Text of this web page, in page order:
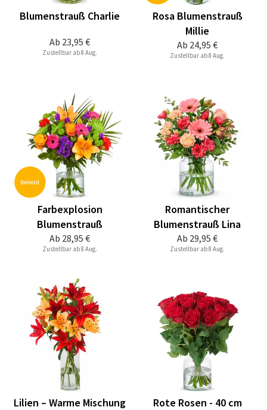
Ab 23,95 €
Blumenstrauß Charlie
Zustellbar ab 8 Aug.
Ab 24,95 €
Rosa Blumenstrauß
Millie
Zustellbar ab 8 Aug.
Ab 28,95 €
Farbexplosion
Blumenstrauß
Zustellbar ab 8 Aug.
Ab 29,95 €
Romantischer
Blumenstrauß Lina
Zustellbar ab 8 Aug.
Lilien – Warme Mischung Rote Rosen - 40 cm